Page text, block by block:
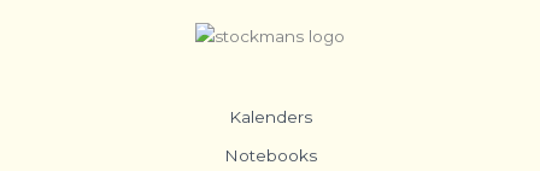
Kalenders
Notebooks